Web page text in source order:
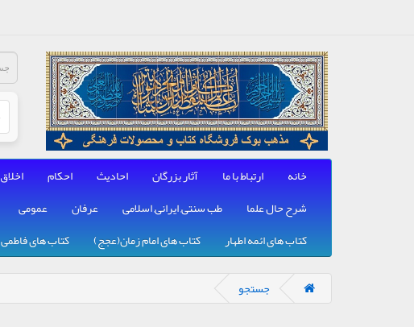
خانه ارتباط با ما آثار بزرگان احادیث احکام اخلاق
شرح حال علما
طب سنتی, ایرانی, اسلامی عرفان عمومی
کتاب های ائمه اطهار
کتاب های امام زمان(عجج) کتاب های فاطمی
جستجو